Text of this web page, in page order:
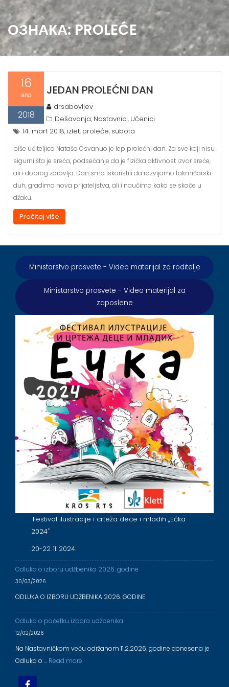
ОЗНАКА:PROLEĆE
16
апр
2018
JEDAN PROLEĆNI DAN
drsabovljev
Dešavanja, Nastavnici, Učenici
14. mart 2018, izlet, proleće, subota
piše učiteljica Nataša Osvanuo je lep prolećni dan. Za sve koji nisu
sigurni šta je sreća, podsećanje da je fizička aktivnost izvor sreće,
ali i dobrog zdravlja. Dan smo iskoristili da razvijamo takmičarski
duh, gradimo nova prijateljstva, ali i naučimo kako se skače u
džaku.
Pročitaj više
Ministarstvo prosvete - Video materijal za roditelje
Ministarstvo prosvete - Video materijal za
zaposlene
Festival ilustracije i crteža dece i mladih ,,Ečka
2024''
20-22. 11. 2024.
Odluka o izboru udžbenika 2026. godine
30/03/2026
ODLUKA O IZBORU UDŽBENIKA 2026. GODINE
Odluka o početku izbora udžbenika
12/02/2026
Na Nastavničkom veću održanom 11.2.2026. godine donesena je
Odluka o … Read more